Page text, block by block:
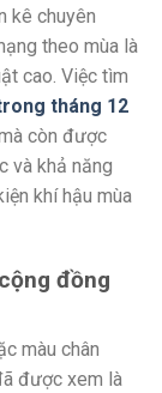
kê chuyên
theo mùa là
cao. Việc tìm
tháng 12
còn được
và khả năng
khí hậu mùa
đồng
màu chân
được xem là